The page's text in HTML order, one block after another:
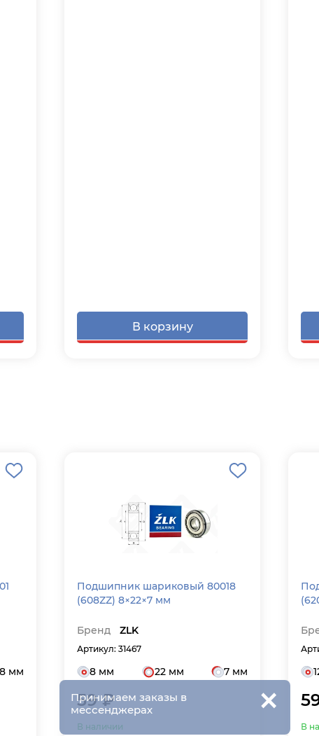
В корзину
8 мм
Подшипник шариковый 80018
(608ZZ) 8×22×7 мм
Бренд ZLK
Артикул: 31467
8 мм 22 мм 7 мм
59 ₽
В наличии В
Принимаем заказы в
мессенджерах
×